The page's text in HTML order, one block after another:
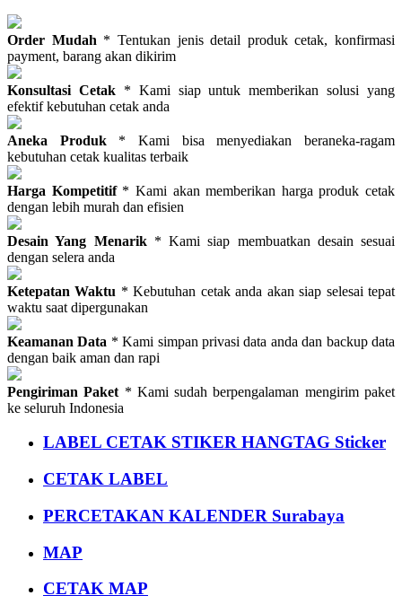
Order Mudah * Tentukan jenis detail produk cetak, konfirmasi
payment, barang akan dikirim
Konsultasi Cetak* Kami siap untuk memberikan solusi yang
efektif kebutuhan cetak anda
Aneka Produk * Kami bisa menyediakan beraneka-ragam
kebutuhan cetak kualitas terbaik
Harga Kompetitif* Kami akan memberikan harga produk cetak
dengan lebih murah dan efisien
Desain Yang Menarik* Kami siap membuatkan desain sesuai
dengan selera anda
Ketepatan Waktu * Kebutuhan cetak anda akan siap selesai tepat
waktu saat dipergunakan
Keamanan Data * Kami simpan privasi data anda dan backup data
dengan baik aman dan rapi
Pengiriman Paket * Kami sudah berpengalaman mengirim paket
ke seluruh Indonesia
LABEL CETAK STIKER HANGTAG Sticker
CETAK LABEL
PERCETAKAN KALENDER Surabaya
MAP
CETAK MAP